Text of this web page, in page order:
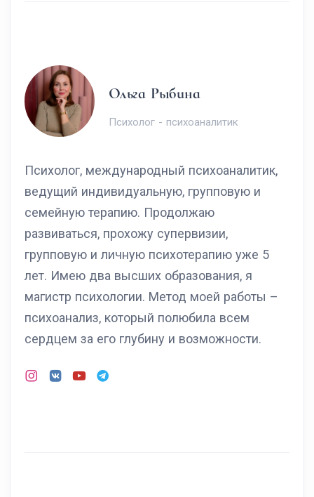
Ольга Рыбина
Психолог - психоаналитик
Психолог, международный психоаналитик,
ведущий индивидуальную, групповую и
семейную терапию. Продолжаю
развиваться, прохожу супервизии,
групповую и личную психотерапию уже 5
лет. Имею два высших образования, я
магистр психологии. Метод моей работы –
психоанализ, который полюбила всем
сердцем за его глубину и возможности.